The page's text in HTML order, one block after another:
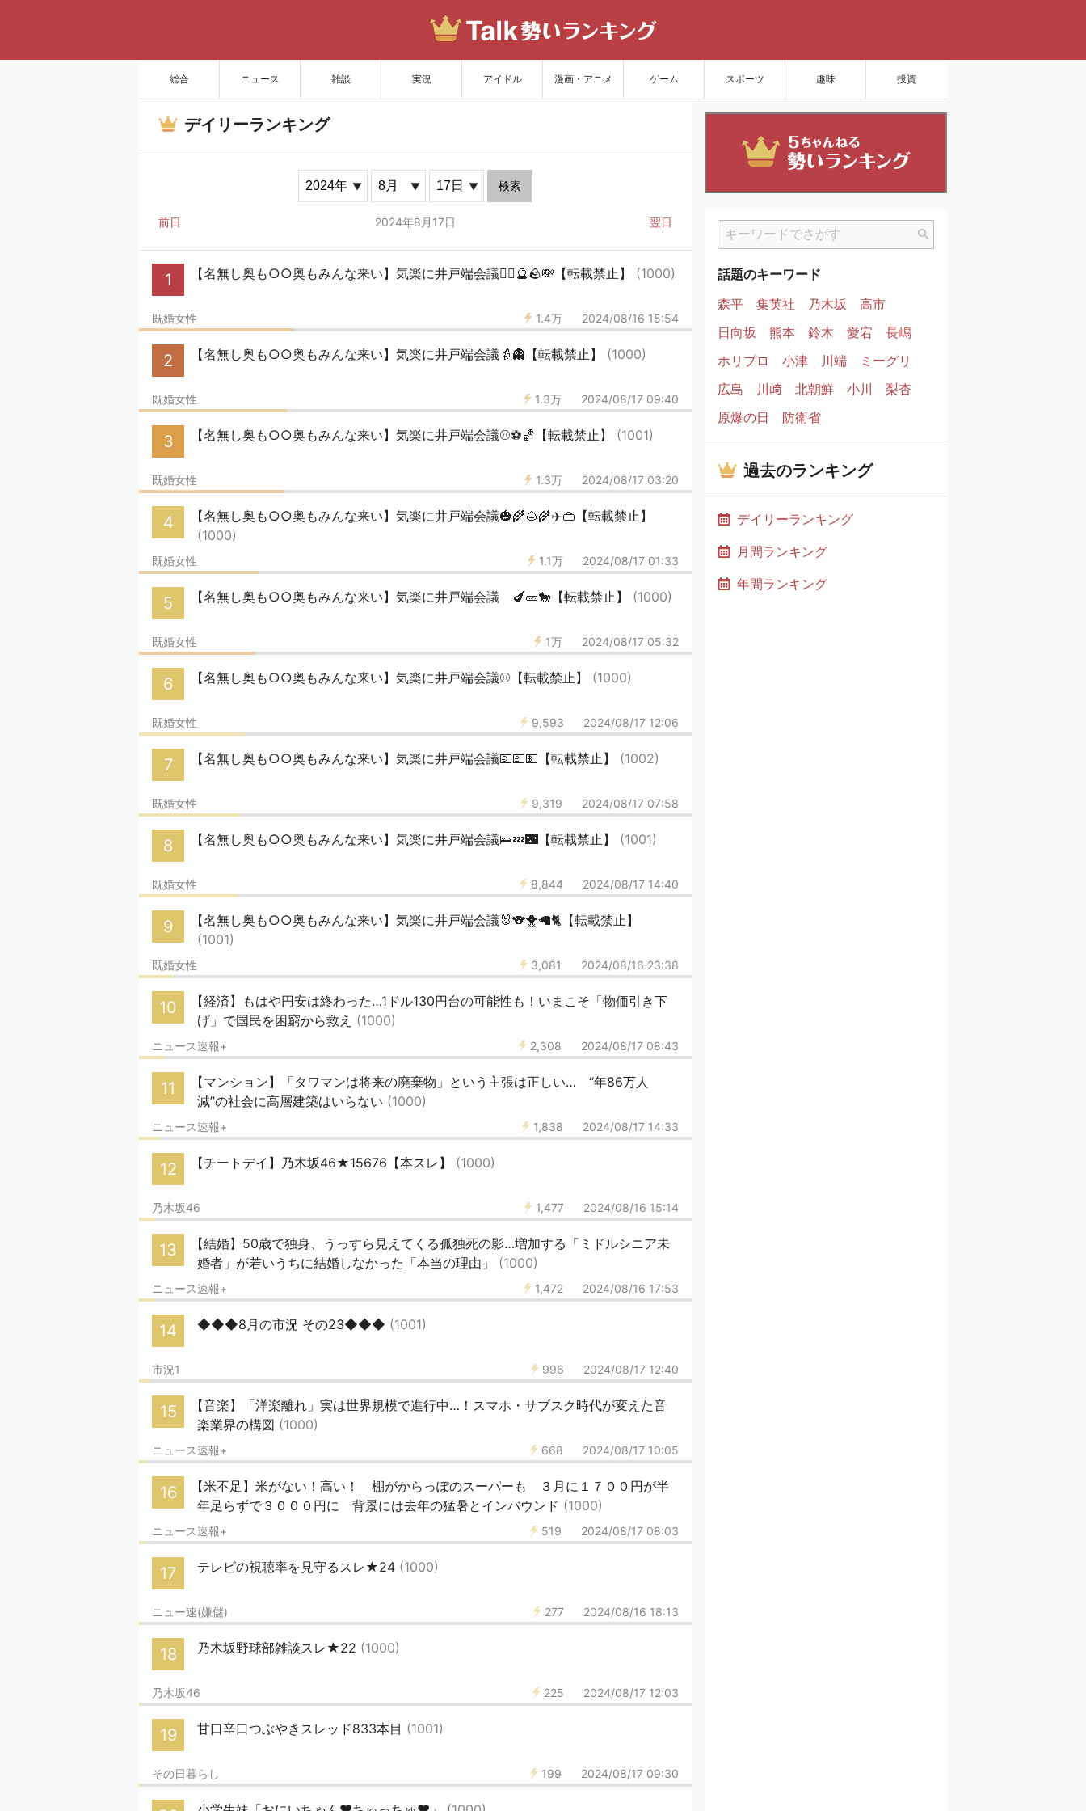
総合 ニュース 雑談 実況 アイドル 漫画・アニメ ゲーム スポーツ 趣味 投資
サイトを更新
デイリーランキング
検索
前日 2024年8月17日 翌日
1 【名無し奥も○○奥もみんな来い】気楽に井戸端会議🧙‍♀️🔮🪨💸【転載禁止】 (1000)
1.4万 2024/08/16 15:54
既婚女性
2 【名無し奥も○○奥もみんな来い】気楽に井戸端会議👵👻【転載禁止】 (1000)
1.3万 2024/08/17 09:40
既婚女性
3 【名無し奥も○○奥もみんな来い】気楽に井戸端会議⚾⚽🏀【転載禁止】 (1001)
1.3万 2024/08/17 03:20
既婚女性
4
【名無し奥も○○奥もみんな来い】気楽に井戸端会議🎃🌾🌰🌾✈️👜【転載禁止】
(1000)
1.1万 2024/08/17 01:33
既婚女性
5 【名無し奥も○○奥もみんな来い】気楽に井戸端会議 🍆🥒🐎【転載禁止】 (1000)
1万 2024/08/17 05:32
既婚女性
6 【名無し奥も○○奥もみんな来い】気楽に井戸端会議⚾️【転載禁止】 (1000)
9,593 2024/08/17 12:06
既婚女性
7 【名無し奥も○○奥もみんな来い】気楽に井戸端会議💶💷💵【転載禁止】 (1002)
9,319 2024/08/17 07:58
既婚女性
8 【名無し奥も○○奥もみんな来い】気楽に井戸端会議🛌💤🌃【転載禁止】 (1001)
8,844 2024/08/17 14:40
既婚女性
9
【名無し奥も○○奥もみんな来い】気楽に井戸端会議🐰🐨🐥🦙🐈【転載禁止】
(1001)
3,081 2024/08/16 23:38
既婚女性
10
【経済】もはや円安は終わった…1ドル130円台の可能性も！いまこそ「物価引き下
げ」で国民を困窮から救え (1000)
2,308 2024/08/17 08:43
ニュース速報+
11
【マンション】「タワマンは将来の廃棄物」という主張は正しい… “年86万人
減”の社会に高層建築はいらない (1000)
1,838 2024/08/17 14:33
ニュース速報+
12 【チートデイ】乃木坂46★15676【本スレ】 (1000)
1,477 2024/08/16 15:14
乃木坂46
13
【結婚】50歳で独身、うっすら見えてくる孤独死の影…増加する「ミドルシニア未
婚者」が若いうちに結婚しなかった「本当の理由」 (1000)
1,472 2024/08/16 17:53
ニュース速報+
14 ◆◆◆8月の市況 その23◆◆◆ (1001)
996 2024/08/17 12:40
市況1
15
【音楽】「洋楽離れ」実は世界規模で進行中…！スマホ・サブスク時代が変えた音
楽業界の構図 (1000)
668 2024/08/17 10:05
ニュース速報+
16
【米不足】米がない！高い！ 棚がからっぽのスーパーも ３月に１７００円が半
年足らずで３０００円に 背景には去年の猛暑とインバウンド (1000)
519 2024/08/17 08:03
ニュース速報+
17 テレビの視聴率を見守るスレ★24 (1000)
277 2024/08/16 18:13
ニュー速(嫌儲)
18 乃木坂野球部雑談スレ★22 (1000)
225 2024/08/17 12:03
乃木坂46
19 甘口辛口つぶやきスレッド833本目 (1001)
199 2024/08/17 09:30
その日暮らし
話題のキーワード
森平
集英社 乃木坂
高市
日向坂
熊本 鈴木 愛宕
長嶋
ホリプロ
小津 川端
ミーグリ
広島
川﨑 北朝鮮 小川
梨杏
原爆の日
防衛省
過去のランキング
デイリーランキング
月間ランキング
年間ランキング